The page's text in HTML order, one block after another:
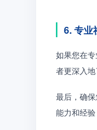
6. 专业
如果您在
者更深入地
最后，确
能力和经